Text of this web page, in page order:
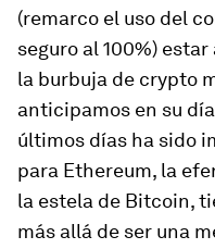
(remarco el uso del
seguro al 100%)
la burbuja de crypto
anticipamos en su
últimos días ha sido
para Ethereum, la
la estela de Bitcoin,
más allá de ser una